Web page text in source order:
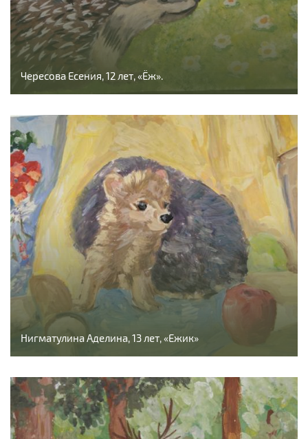
Чересова Есения, 12 лет, «Ёж».
Нигматулина Аделина, 13 лет, «Ежик»